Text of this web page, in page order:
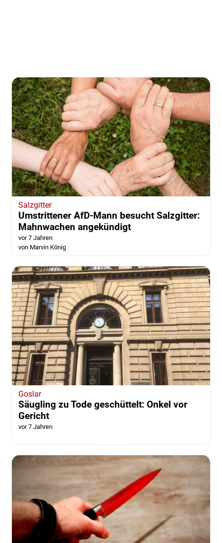
Salzgitter
Umstrittener AfD-Mann besucht Salzgitter:
Mahnwachen angekündigt
vor 7 Jahren
von Marvin König
Goslar
Säugling zu Tode geschüttelt: Onkel vor
Gericht
vor 7 Jahren